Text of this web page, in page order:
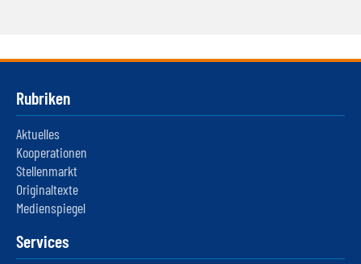
Rubriken
Aktuelles
Kooperationen
Stellenmarkt
Originaltexte
Medienspiegel
Services